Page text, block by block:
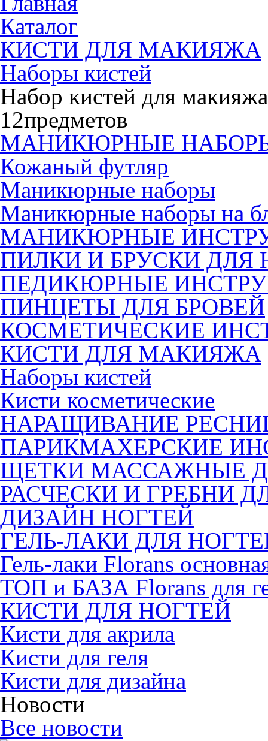
Каталог
КИСТИ ДЛЯ МАКИЯЖА
Наборы кистей
Набор кистей для
12предметов
МАНИКЮРНЫЕ
Кожаный футляр
Маникюрные наборы
Маникюрные наборы на
МАНИКЮРНЫЕ
ПИЛКИ И БРУСКИ ДЛЯ
ПЕДИКЮРНЫЕ
ПИНЦЕТЫ ДЛЯ БРОВЕЙ
КОСМЕТИЧЕСКИЕ
КИСТИ ДЛЯ МАКИЯЖА
Наборы кистей
Кисти косметические
НАРАЩИВАНИЕ
ПАРИКМАХЕРСКИЕ
ЩЕТКИ МАССАЖНЫЕ
РАСЧЕСКИ И ГРЕБНИ
ДИЗАЙН НОГТЕЙ
ГЕЛЬ-ЛАКИ ДЛЯ
Гель-лаки Florans
ТОП и БАЗА Florans для
КИСТИ ДЛЯ НОГТЕЙ
Кисти для акрила
Кисти для геля
Кисти для дизайна
Новости
Все новости